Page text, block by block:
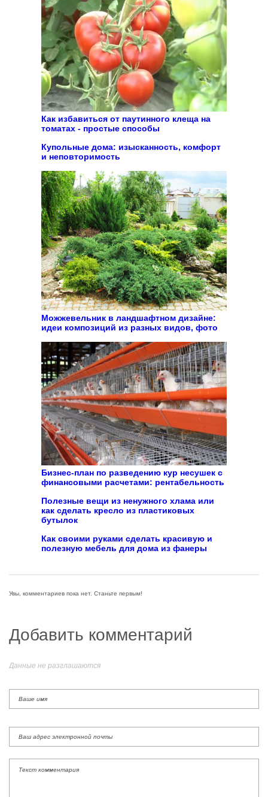
Как избавиться от паутинного клеща на
томатах - простые способы
Купольные дома: изысканность, комфорт
и неповторимость
Можжевельник в ландшафтном дизайне:
идеи композиций из разных видов, фото
Бизнес-план по разведению кур несушек с
финансовыми расчетами: рентабельность
Полезные вещи из ненужного хлама или
как сделать кресло из пластиковых
бутылок
Как своими руками сделать красивую и
полезную мебель для дома из фанеры
Увы, комментариев пока нет. Станьте первым!
Добавить комментарий
Данные не разглашаются